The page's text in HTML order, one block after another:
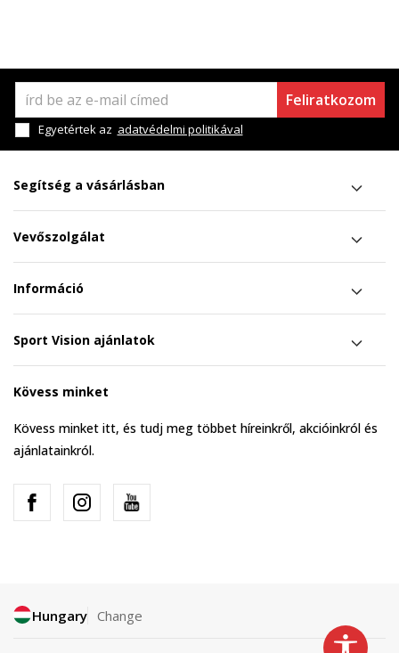
Feliratkozom
Egyetértek az adatvédelmi politikával
Segítség a vásárlásban
Vevőszolgálat
Információ
Sport Vision ajánlatok
Kövess minket
Kövess minket itt, és tudj meg többet híreinkről, akcióinkról és
ajánlatainkról.
Hungary Change